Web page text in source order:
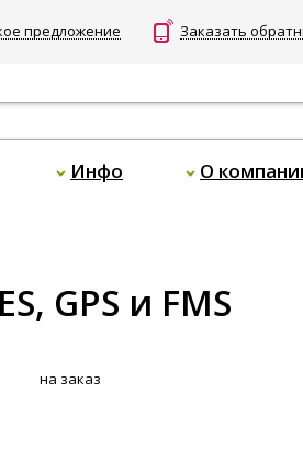
предложение Заказать
Инфо О
GPS и FMS
на заказ